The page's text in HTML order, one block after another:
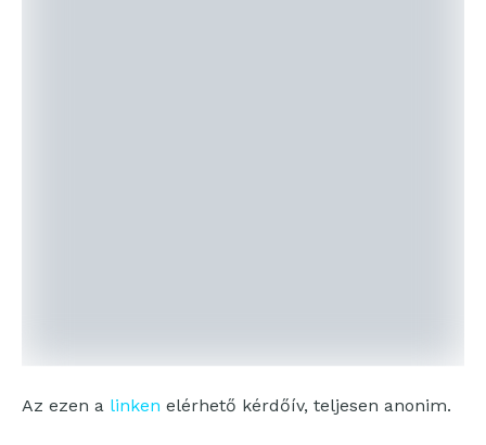
Az ezen a linken elérhető kérdőív, teljesen anonim.